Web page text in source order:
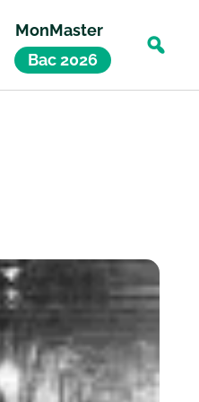
MonMaster
Bac 2026